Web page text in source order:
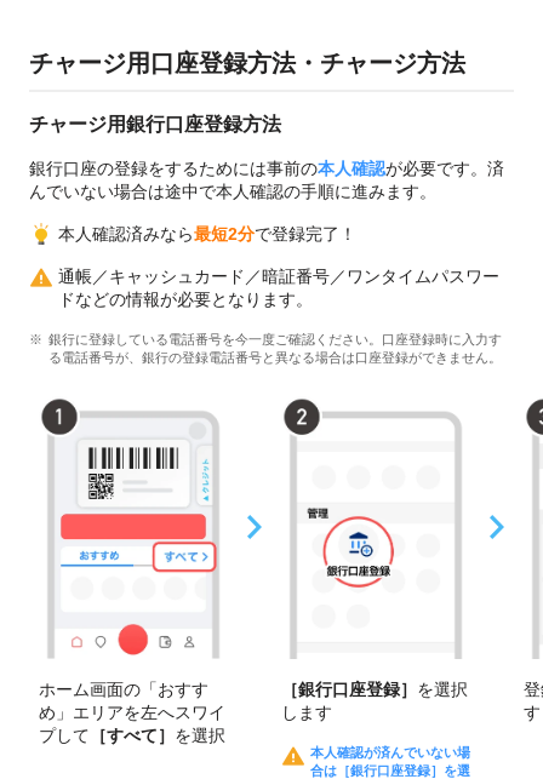
チャージ用口座登録方法・チャージ方法
チャージ用銀行口座登録方法
銀行口座の登録をするためには事前の本人確認が必要です。済
んでいない場合は途中で本人確認の手順に進みます。
本人確認済みなら最短2分で登録完了！
通帳／キャッシュカード／暗証番号／ワンタイムパスワー
ドなどの情報が必要となります。
銀行に登録している電話番号を今一度ご確認ください。口座登録時に入力す
る電話番号が、銀行の登録電話番号と異なる場合は口座登録ができません。
ホーム画面の「おすす
め」エリアを左へスワイ
プして ［すべて］ を選択
［銀行口座登録］ を選択
します
本人確認が済んでいない場
合は［銀行口座登録］を選
す